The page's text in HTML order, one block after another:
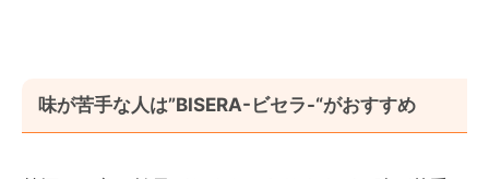
味が苦手な人は”BISERA-ビセラ-“がおすすめ